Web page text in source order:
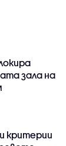
зала на
критерии